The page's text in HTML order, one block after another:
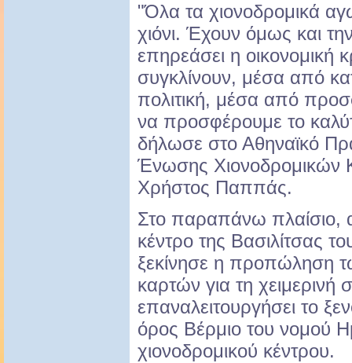
"Όλα τα χιονοδρομικά
χιόνι. Έχουν όμως και
επηρεάσει η οικονομική
συγκλίνουν, μέσα από
πολιτική, μέσα από
να προσφέρουμε το
δήλωσε στο Αθηναϊκό
Ένωσης Χιονοδρομικών
Χρήστος Παππάς.
Στο παραπάνω πλαίσιο,
κέντρο της Βασιλίτσας
ξεκίνησε η προπώληση
καρτών για τη
επαναλειτουργήσει το
όρος Βέρμιο του νομού
χιονοδρομικού κέντρου.